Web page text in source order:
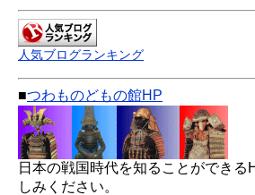
人気ブログランキング
■つわものどもの館HP
日本の戦国時代を知ることができる
しみください。